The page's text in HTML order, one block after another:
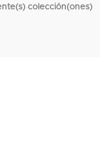
colección(ones)